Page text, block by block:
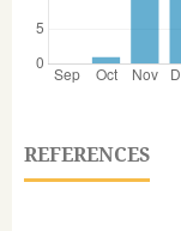
REFERENCES